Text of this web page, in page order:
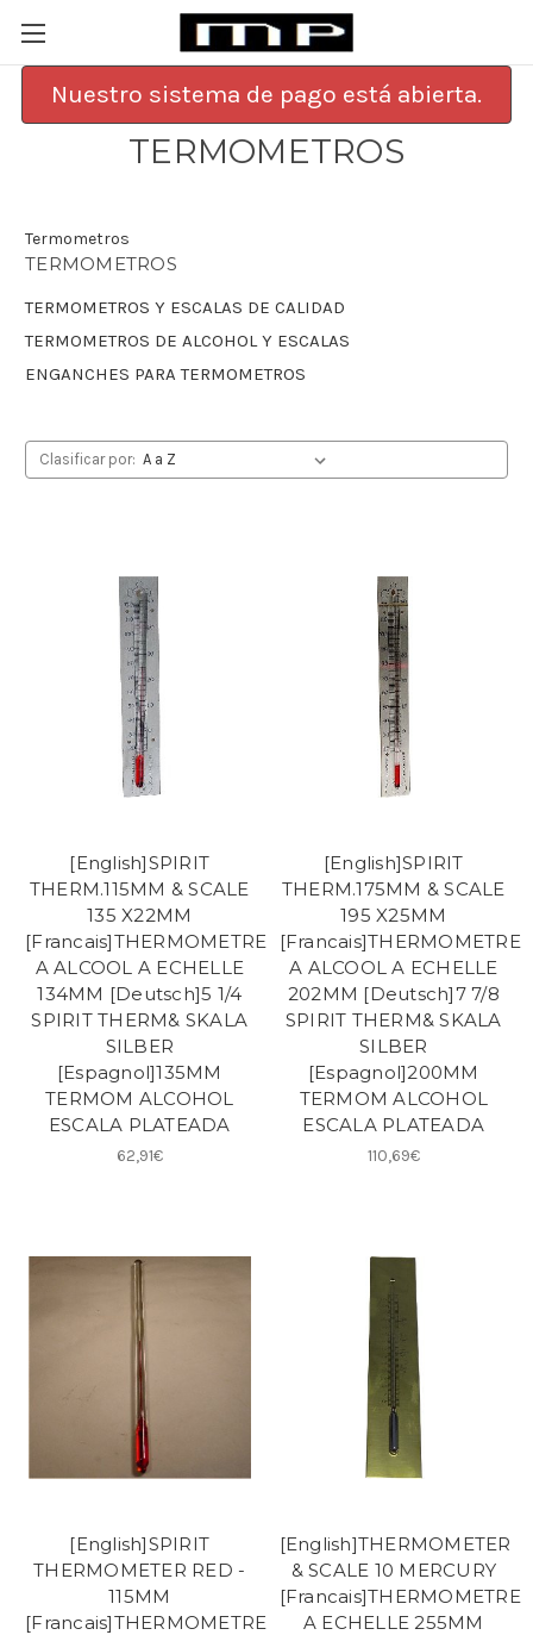
Nuestro sistema de pago está abierta.
TERMOMETROS
Termometros
TERMOMETROS
TERMOMETROS Y ESCALAS DE CALIDAD
TERMOMETROS DE ALCOHOL Y ESCALAS
ENGANCHES PARA TERMOMETROS
Clasificar por:
[English]SPIRIT
THERM.115MM & SCALE
135 X22MM
[Francais]THERMOMETRE
A ALCOOL A ECHELLE
134MM [Deutsch]5 1/4
SPIRIT THERM& SKALA
SILBER
[Espagnol]135MM
TERMOM ALCOHOL
ESCALA PLATEADA
62,91€
[English]SPIRIT
THERM.175MM & SCALE
195 X25MM
[Francais]THERMOMETRE
A ALCOOL A ECHELLE
202MM [Deutsch]7 7/8
SPIRIT THERM& SKALA
SILBER
[Espagnol]200MM
TERMOM ALCOHOL
ESCALA PLATEADA
110,69€
[English]SPIRIT
THERMOMETER RED -
115MM
[Francais]THERMOMETRE
[English]THERMOMETER
& SCALE 10 MERCURY
[Francais]THERMOMETRE
A ECHELLE 255MM